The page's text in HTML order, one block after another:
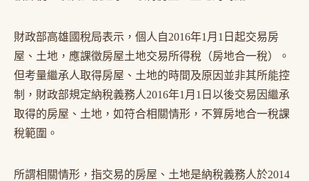
財政部高雄國稅局表示，個人自2016年1月1日起交易房
屋、土地，應課徵房屋土地交易所得稅（房地合一稅）。
但考量繼承人取得房屋、土地的時間及原因並非其所能控
制，財政部規定納稅義務人2016年1月1日以後交易因繼承
取得的房屋、土地，如符合相關情形，不算房地合一稅課
稅範圍。
所謂相關情形，指交易的房屋、土地是納稅義務人於2014